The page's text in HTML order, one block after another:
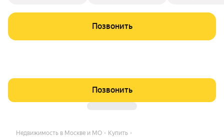
Позвонить
Позвонить
Недвижимость в Москве и МО
Купить